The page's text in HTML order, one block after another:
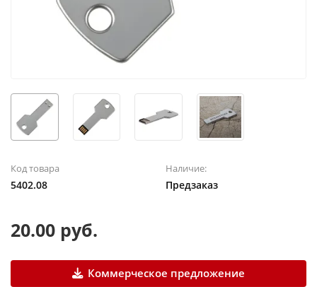
Код товара
5402.08
Наличие:
Предзаказ
20.00 руб.
Коммерческое предложение